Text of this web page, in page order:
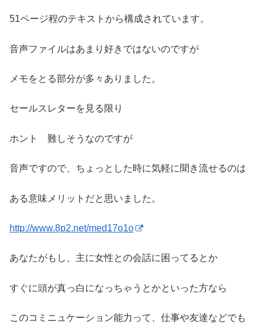
51ページ程のテキストから構成されています。
音声ファイルはあまり好きではないのですが
メモをとる部分が多々ありました。
セールスレターを見る限り
ホント 難しそうなのですが
音声ですので、ちょっとした時に気軽に聞き流せるのは
ある意味メリットだと思いました。
http://www.8p2.net/med17o1o
あなたがもし、主に女性との会話に困ってるとか
すぐに頭が真っ白になっちゃうとかといった方なら
このコミニュケーション能力って、仕事や友達などでも